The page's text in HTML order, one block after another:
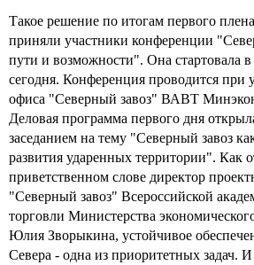
Такое решение по итогам первого
приняли участники конференции
пути и возможности". Она стартовала
сегодня. Конференция проводится при
офиса "Северный завоз" ВАВТ
Деловая программа первого дня
заседанием на тему "Северный завоз
развития ударенных территории". Как
приветственном слове директор
"Северный завоз" Всероссийской
торговли Министерства
Юлия Зворыкина, устойчивое
Севера - одна из приоритетных задач.